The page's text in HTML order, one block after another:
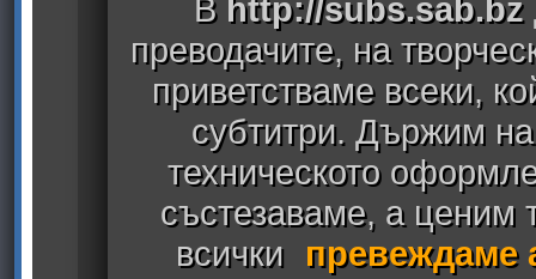
В http://subs.sab.bz
преводачите, на
приветстваме всеки,
субтитри. Държим
техническото
състезаваме, а ценим
всички
превеждаме